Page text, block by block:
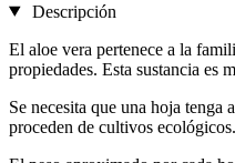
Descripción
El aloe vera pertenece a la
propiedades. Esta sustancia es
Se necesita que una hoja
proceden de cultivos